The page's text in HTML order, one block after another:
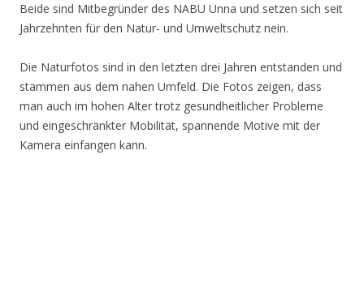
Beide sind Mitbegründer des NABU Unna und setzen sich seit
Jahrzehnten für den Natur- und Umweltschutz nein.
Die Naturfotos sind in den letzten drei Jahren entstanden und
stammen aus dem nahen Umfeld. Die Fotos zeigen, dass
man auch im hohen Alter trotz gesundheitlicher Probleme
und eingeschränkter Mobilität, spannende Motive mit der
Kamera einfangen kann.